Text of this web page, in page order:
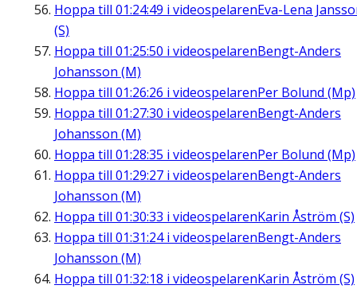
Hoppa till 01:24:49 i videospelarenEva-Lena
(S)
Hoppa till 01:25:50 i videospelarenBengt-Anders
Johansson (M)
Hoppa till 01:26:26 i videospelarenPer Bolund (Mp)
Hoppa till 01:27:30 i videospelarenBengt-Anders
Johansson (M)
Hoppa till 01:28:35 i videospelarenPer Bolund (Mp)
Hoppa till 01:29:27 i videospelarenBengt-Anders
Johansson (M)
Hoppa till 01:30:33 i videospelarenKarin Åström (S)
Hoppa till 01:31:24i videospelarenBengt-Anders
Johansson (M)
Hoppa till 01:32:18 i videospelarenKarin Åström (S)